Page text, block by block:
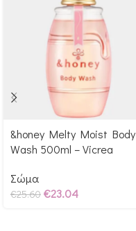
Αγόρασε & κέρδισε 256
Glow Points!
&honey Melty Moist Body
Wash 500ml – Vicrea
Σώμα
€25.60 €23.04